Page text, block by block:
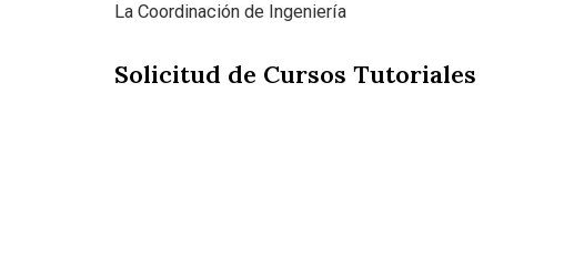
La Coordinación de Ingeniería
Solicitud de Cursos Tutoriales